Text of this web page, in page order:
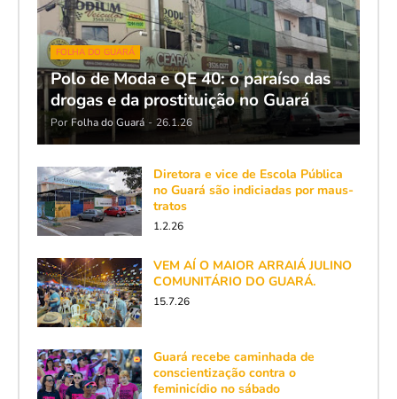
FOLHA DO GUARÁ
Polo de Moda e QE 40: o paraíso das
drogas e da prostituição no Guará
Por Folha do Guará - 26.1.26
Diretora e vice de Escola Pública
no Guará são indiciadas por maus-
tratos
1.2.26
VEM AÍ O MAIOR ARRAIÁ JULINO
COMUNITÁRIO DO GUARÁ.
15.7.26
Guará recebe caminhada de
conscientização contra o
feminicídio no sábado